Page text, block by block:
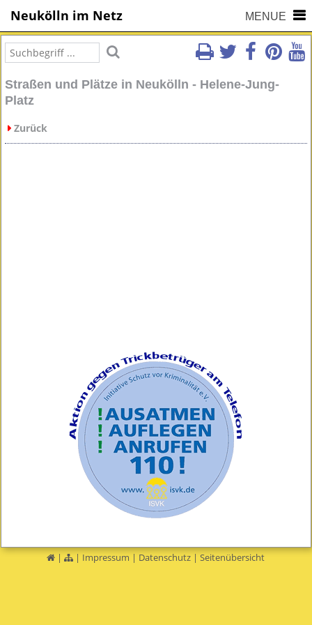
Neukölln im Netz MENUE
Straßen und Plätze in Neukölln - Helene-Jung-
Platz
Zurück
| | Impressum | Datenschutz |Seitenübersicht